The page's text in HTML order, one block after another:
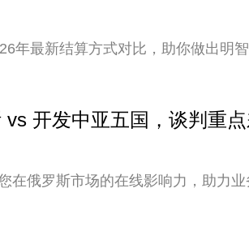
年最新结算方式对比，助你做出明智
开发中亚五国，谈判重
在俄罗斯市场的在线影响力，助力业